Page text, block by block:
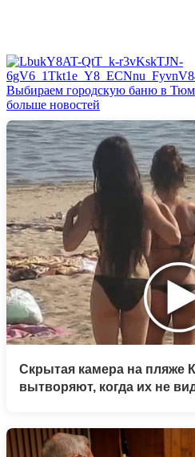
Выбираем городскую баню в
больше новостей
Скрытая камера на пляже
вытворяют, когда их не